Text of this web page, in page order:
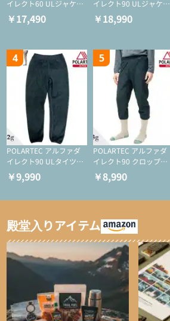
イレクト60 ULジャケッ
ト（登山/ミドルレイヤ
ー/化繊ジャケット）
￥17,490
イレクト90 ULジャケッ
ト（アクティブインサレ
ーション/ミドルレイヤ
￥18,990
4
POLARTEC アルファダ
イレクト90 ULタイツ
（アクティブインサレー
ション/テント泊用パジ
￥9,990
5
POLARTEC アルファダ
イレクト90 クロップド
ULタイツ（アクティブ
インサレーション/テン
￥8,990
殿堂入りアイテム